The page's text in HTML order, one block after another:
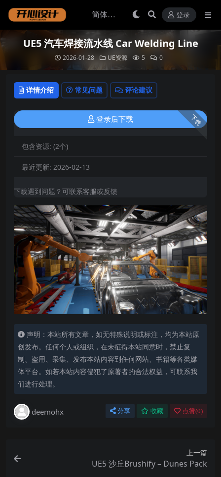
登录
UE5 汽车焊接流水线 Car Welding Line
2026-01-28 UE资源 5 0
详情介绍 常见问题 评论建议
下载
登录后下载
包含资源: (2个)
最近更新: 2026-02-13
下载遇到问题？可联系客服或反馈
声明：本站所有文章，如无特殊说明或标注，均为本站原
创发布。任何个人或组织，在未征得本站同意时，禁止复
制、盗用、采集、发布本站内容到任何网站、书籍等各类媒
体平台。如若本站内容侵犯了原著者的合法权益，可联系我
们进行处理。
deemohx 分享 收藏 点赞(0)
上一篇
UE5 沙丘Brushify – Dunes Pack